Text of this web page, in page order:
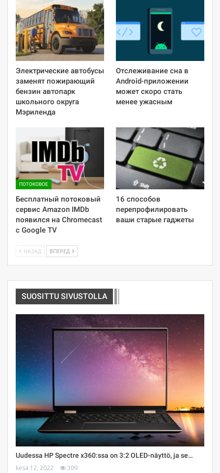
Электрические автобусы
заменят пожирающий
бензин автопарк
школьного округа
Мэриленда
Отслеживание сна в
Android-приложении
может скоро стать
менее ужасным
ПОТОКОВОЕ
Бесплатный потоковый
сервис Amazon IMDb
появился на Chromecast
с Google TV
16 способов
перепрофилировать
ваши старые гаджеты
НАЗАД ВПЕРЕД
SUOSITTU SIVUSTOLLA
Uudessa HP Spectre x360:ssa on 3:2 OLED-näyttö, ja se…
kesä 12, 2022 309